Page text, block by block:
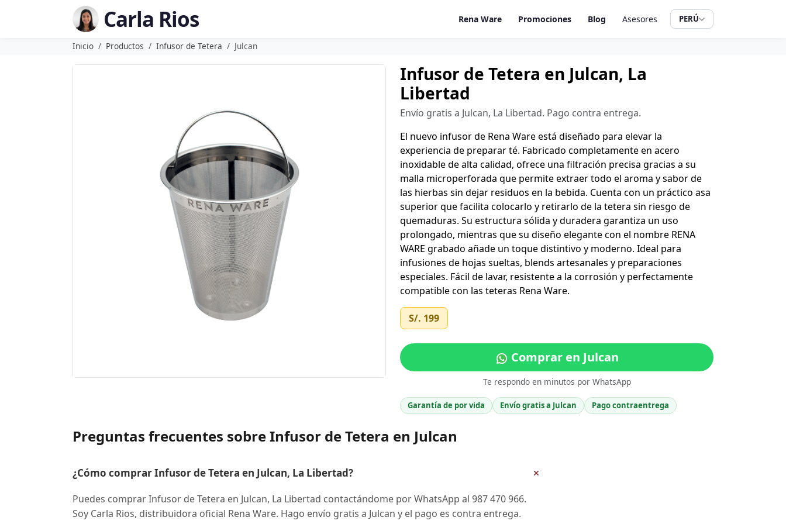
Carla Rios Rena Ware Promociones Blog Asesores PERÚ
Inicio Productos Infusor de Tetera Julcan
Infusor de Tetera en Julcan, La
Libertad
Envío gratis a Julcan, La Libertad. Pago contra entrega.
El nuevo infusor de Rena Ware está diseñado para elevar la
experiencia de preparar té. Fabricado completamente en acero
inoxidable de alta calidad, ofrece una filtración precisa gracias a su
malla microperforada que permite extraer todo el aroma y sabor de
las hierbas sin dejar residuos en la bebida. Cuenta con un práctico asa
superior que facilita colocarlo y retirarlo de la tetera sin riesgo de
quemaduras. Su estructura sólida y duradera garantiza un uso
prolongado, mientras que su diseño elegante con el nombre RENA
WARE grabado añade un toque distintivo y moderno. Ideal para
infusiones de hojas sueltas, blends artesanales y preparaciones
especiales. Fácil de lavar, resistente a la corrosión y perfectamente
compatible con las teteras Rena Ware.
S/. 199
Comprar en Julcan
Te respondo en minutos por WhatsApp
Garantía de por vida Envío gratis a Julcan Pago contraentrega
Preguntas frecuentes sobre Infusor de Tetera en Julcan
¿Cómo comprar Infusor de Tetera en Julcan, La Libertad? +
Puedes comprar Infusor de Tetera en Julcan, La Libertad contactándome por WhatsApp al 987 470 966.
Soy Carla Rios, distribuidora oficial Rena Ware. Hago envío gratis a Julcan y el pago es contra entrega.